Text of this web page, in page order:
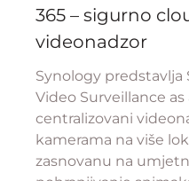
365 – sigurno
videonadzor
Synology predstavlja
Video Surveillance as
centralizovani
kamerama na više
zasnovanu na